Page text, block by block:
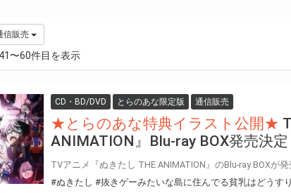
信販売
〜60件目を表示
CD・BD/DVD とらのあな限定版 通信販売
★とらのあな特典イラスト公開★
ANIMATION』Blu-ray BOX発売決定
#ぬきたし #抜きゲーみたいな島に住んでる貧乳はどうす